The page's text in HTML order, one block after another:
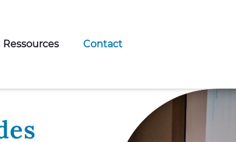
Ressources Contact